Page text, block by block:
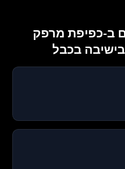
ב-כפיפת מרפק
בישיבה בכבל